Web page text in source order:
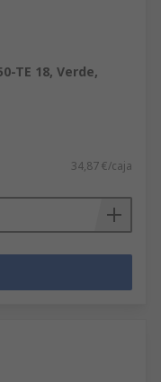
TE 18, Verde,
34,87 €/caja